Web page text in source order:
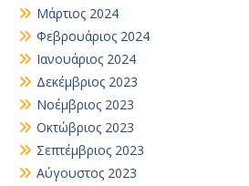
Μάρτιος 2024
Φεβρουάριος 2024
Ιανουάριος 2024
Δεκέμβριος 2023
Νοέμβριος 2023
Οκτώβριος 2023
Σεπτέμβριος 2023
Αύγουστος 2023